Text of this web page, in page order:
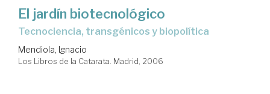
El jardín biotecnológico
tecnociencia, transgénicos y biopolítica
Mendiola, Ignacio
Los Libros de la Catarata. Madrid, 2006